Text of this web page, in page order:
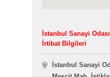
İstanbul Sanayi
İrtibat Bilgileri
İstanbul Sanayi